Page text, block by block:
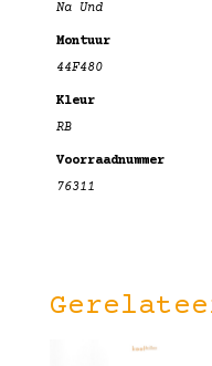
Na Und
Montuur
44F480
Kleur
RB
Voorraadnummer
76311